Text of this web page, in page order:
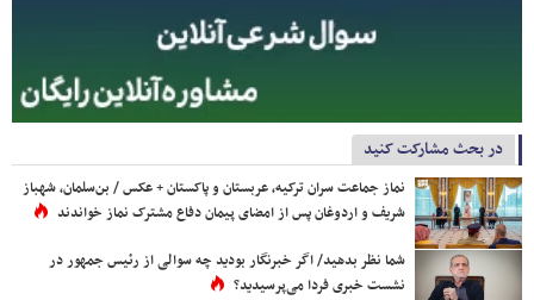
در بحث مشارکت کنید
نماز جماعت سران ترکیه، عربستان و پاکستان + عکس / بن‌سلمان، شهباز
شریف و اردوغان پس از امضای پیمان دفاع مشترک نماز خواندند
شما نظر بدهید/ اگر خبرنگار بودید چه سوالی از رئیس جمهور در
نشست خبری فردا می‌پرسیدید؟